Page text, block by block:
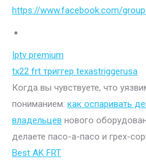
https://www.facebook.com/
Iptv premium
tx22 frt триггер texastriggerusa
Когда вы чувствуете, что
пониманием: как оспаривать
владельцев нового
делаете пасо-а-пасо и грех-
Best AK FRT